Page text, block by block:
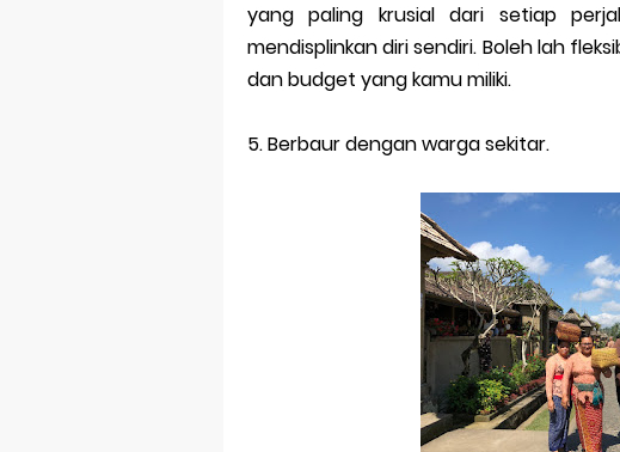
yang paling krusial dari setiap
mendisplinkan diri sendiri. Boleh lah
dan budget yang kamu miliki.
5.Berbaur dengan warga sekitar.